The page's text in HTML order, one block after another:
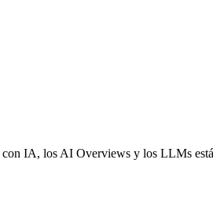
IA, los AI Overviews y los LLMs